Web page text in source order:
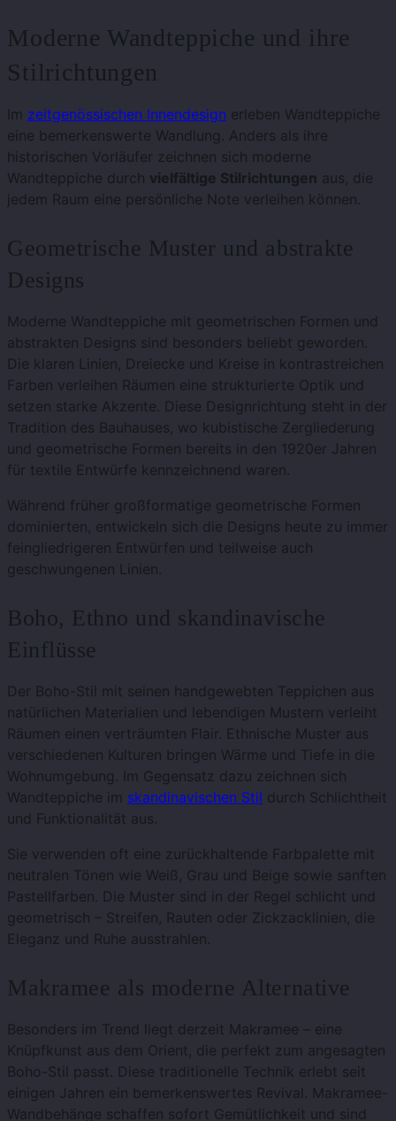
Moderne Wandteppiche und ihre
Stilrichtungen
Im zeitgenössischen Innendesign erleben Wandteppiche
eine bemerkenswerte Wandlung. Anders als ihre
historischen Vorläufer zeichnen sich moderne
Wandteppiche durch vielfältige Stilrichtungen aus, die
jedem Raum eine persönliche Note verleihen können.
Geometrische Muster und abstrakte
Designs
Moderne Wandteppiche mit geometrischen Formen und
abstrakten Designs sind besonders beliebt geworden.
Die klaren Linien, Dreiecke und Kreise in kontrastreichen
Farben verleihen Räumen eine strukturierte Optik und
setzen starke Akzente. Diese Designrichtung steht in der
Tradition des Bauhauses, wo kubistische Zergliederung
und geometrische Formen bereits in den 1920er Jahren
für textile Entwürfe kennzeichnend waren.
Während früher großformatige geometrische Formen
dominierten, entwickeln sich die Designs heute zu immer
feingliedrigeren Entwürfen und teilweise auch
geschwungenen Linien.
Boho, Ethno und skandinavische
Einflüsse
Der Boho-Stil mit seinen handgewebten Teppichen aus
natürlichen Materialien und lebendigen Mustern verleiht
Räumen einen verträumten Flair. Ethnische Muster aus
verschiedenen Kulturen bringen Wärme und Tiefe in die
Wohnumgebung. Im Gegensatz dazu zeichnen sich
Wandteppiche im skandinavischen Stil durch Schlichtheit
und Funktionalität aus.
Sie verwenden oft eine zurückhaltende Farbpalette mit
neutralen Tönen wie Weiß, Grau und Beige sowie sanften
Pastellfarben. Die Muster sind in der Regel schlicht und
geometrisch – Streifen, Rauten oder Zickzacklinien, die
Eleganz und Ruhe ausstrahlen.
Makramee als moderne Alternative
Besonders im Trend liegt derzeit Makramee – eine
Knüpfkunst aus dem Orient, die perfekt zum angesagten
Boho-Stil passt. Diese traditionelle Technik erlebt seit
einigen Jahren ein bemerkenswertes Revival. Makramee-
Wandbehänge schaffen sofort Gemütlichkeit und sind